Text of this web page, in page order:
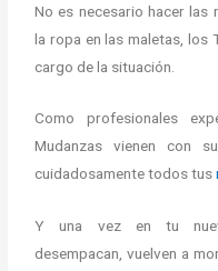
No es necesario hacer
la ropa en las maletas, los
cargo de la situación.
Como profesionales
Mudanzas vienen con
cuidadosamente todos tus
Y una vez en tu
desempacan, vuelven a